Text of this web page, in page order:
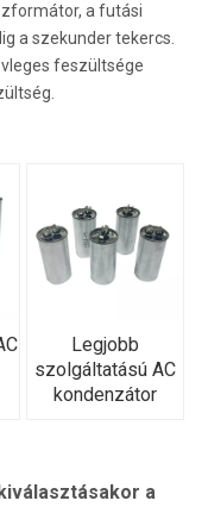
a futási
a szekunder tekercs.
feszültsége
Legjobb
szolgáltatású AC
kondenzátor
a